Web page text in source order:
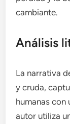
cambiante.
Análisis
La narrativa
y cruda,
humanas con
autor utiliza